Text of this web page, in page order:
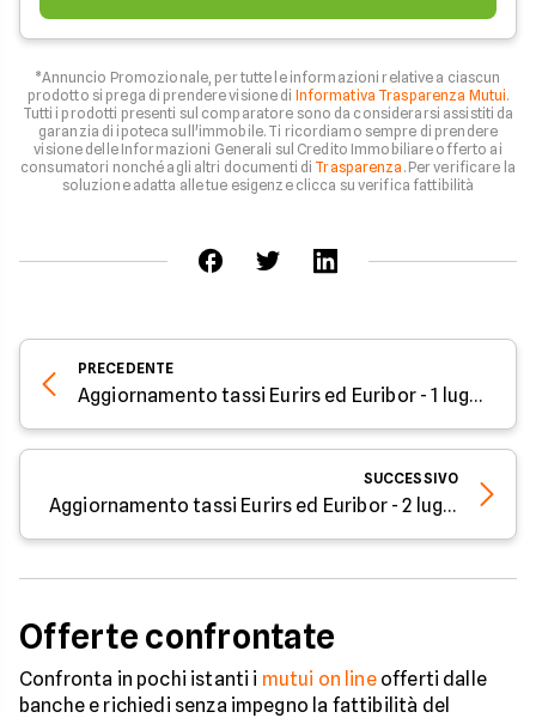
*Annuncio Promozionale, per tutte le informazioni relative a ciascun
prodotto si prega di prendere visione di Informativa Trasparenza Mutui.
Tutti i prodotti presenti sul comparatore sono da considerarsi assistiti da
garanzia di ipoteca sull'immobile. Ti ricordiamo sempre di prendere
visione delle Informazioni Generali sul Credito Immobiliare offerto ai
consumatori nonché agli altri documenti di Trasparenza . Per verificare la
soluzione adatta alle tue esigenze clicca su verifica fattibilità
PRECEDENTE
Aggiornamento tassi Eurirs ed Euribor - 1 luglio 2026
SUCCESSIVO
Aggiornamento tassi Eurirs ed Euribor - 2 luglio 2026
Offerte confrontate
Confronta in pochi istanti i mutui on lineofferti dalle
banche e richiedi senza impegno la fattibilità del